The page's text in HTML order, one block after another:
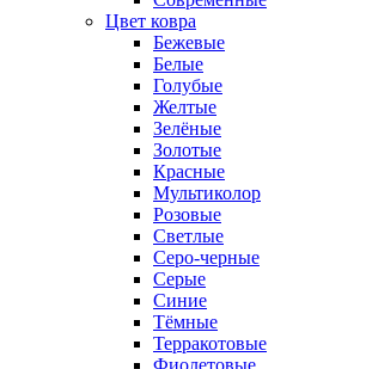
Цвет ковра
Бежевые
Белые
Голубые
Желтые
Зелёные
Золотые
Красные
Мультиколор
Розовые
Светлые
Серо-черные
Серые
Синие
Тёмные
Терракотовые
Фиолетовые